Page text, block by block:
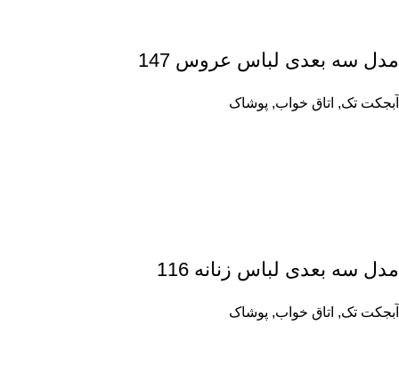
مدل سه بعدی لباس عروس 147
آبجکت تک, اتاق خواب, پوشاک
مدل سه بعدی لباس زنانه 116
آبجکت تک, اتاق خواب, پوشاک